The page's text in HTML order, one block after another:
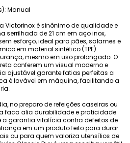
Manual
Victorinox é sinônimo de qualidade e
serrilhada de 21 cm em aço inox,
esforço, ideal para pães, salames e
em material sintético (TPE)
mesmo em uso prolongado. O
conferem um visual moderno e
ajustável garante fatias perfeitas a
é lavável em máquina, facilitando a
no preparo de refeições caseiras ou
faca alia durabilidade e praticidade.
a garantia vitalícia contra defeitos de
em um produto feito para durar.
ou para quem valoriza utensílios de